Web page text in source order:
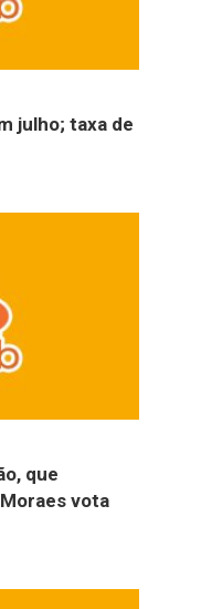
julho; taxa de
que
vota